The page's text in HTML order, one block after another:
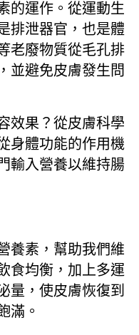
的運作。從運動生
排泄器官，也是體
老廢物質從毛孔排
並避免皮膚發生問
效果？從皮膚科學
身體功能的作用機
輸入營養以維持腸
養素，幫助我們維
食均衡，加上多運
量，使皮膚恢復到
滿。